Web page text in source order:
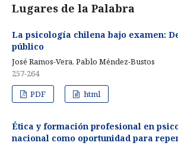
Lugares de la Palabra
La psicología chilena bajo examen:
público
José Ramos-Vera, Pablo Méndez-Bustos
257-264
PDF
html
Ética y formación profesional en
nacional como oportunidad para